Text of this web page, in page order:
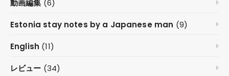
動画編集 (6)
Estonia stay notes by a Japanese man (9)
English (11)
レビュー (34)